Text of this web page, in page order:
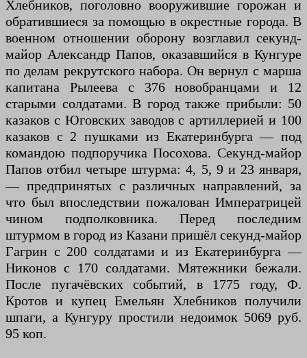
Хлебников, поголовно вооружившие горожан и
обратившиеся за помощью в окрестные города. В
военном отношении оборону возглавил секунд-
майор Александр Папов, оказавшийся в Кунгуре
по делам рекрутского набора. Он вернул с марша
капитана Рылеева с 376 новобранцами и 12
старыми солдатами. В город также прибыли: 50
казаков с Юговских заводов с артиллерией и 100
казаков с 2 пушками из Екатеринбурга — под
командою подпоручика Посохова. Секунд-майор
Папов отбил четыре штурма: 4, 5, 9 и 23 января,
— предпринятых с различных направлений, за
что был впоследствии пожалован Императрицей
чином подполковника. Перед последним
штурмом в город из Казани пришёл секунд-майор
Гагрин с 200 солдатами и из Екатеринбурга —
Никонов с 170 солдатами. Мятежники бежали.
После пугачёвских событий, в 1775 году, Ф.
Кротов и купец Емельян Хлебников получили
шпаги, а Кунгуру простили недоимок 5069 руб.
95 коп.